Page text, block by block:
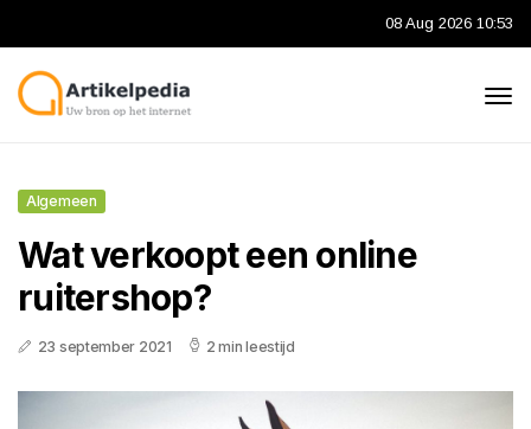
08 Aug 2026 10:53
Algemeen
Wat verkoopt een online
ruitershop?
23 september 2021 2 min leestijd